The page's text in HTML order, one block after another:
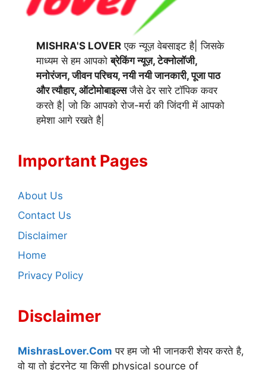
MISHRA'S LOVER एक न्यूज़ वेबसाइट है| जिसके
माध्यम से हम आपकोब्रेकिंग न्यूज़, टेक्नोलॉजी,
मनोरंजन, जीवन परिचय, नयी नयी जानकारी, पूजा पाठ
और त्यौहार, ऑटोमोबाइल्सजैसे ढेर सारे टॉपिक कवर
करते है| जो कि आपको रोज-मर्रा की जिंदगी में आपको
हमेशा आगे रखते है|
Important Pages
About Us
Contact Us
Disclaimer
Home
Privacy Policy
Disclaimer
MishrasLover.Com पर हम जो भी जानकरी शेयर करते है,
वो या तो इंटरनेट या किसी physical source of